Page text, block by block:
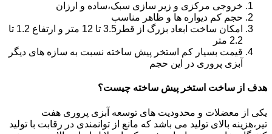
خروجی مرکزی و زیر سازی سبک،ساده و ارزان
حجم کم دیواره ها و ظاهر مناسب
امکان ساخت ابعاد بزرگ از قطر3.5 تا 12 متر و ارتفاع 1.2 تا
2.2 متر
قیمت بسیار کم استخر پیش ساخته نسبت به سازه های دیگر
آبزی پروری در این حجم
هدف از ساخت استخر پیش ساخته چیست؟
یکی از معضلات و محدودیت های توسعه آبزی پروری هفت
تیر،هزینه بالای تولید می باشد که مانع از توانمندی در رقابت با تولید